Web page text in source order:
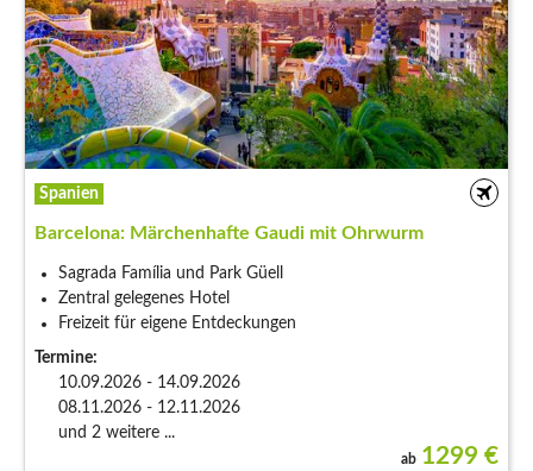
Spanien
Barcelona: Märchenhafte Gaudi mit Ohrwurm
Sagrada Família und Park Güell
Zentral gelegenes Hotel
Freizeit für eigene Entdeckungen
Termine:
10.09.2026 - 14.09.2026
08.11.2026 - 12.11.2026
und 2 weitere ...
ab 1299 €